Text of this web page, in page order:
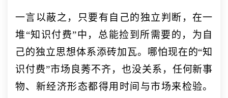
一言以蔽之，只要有自己的独立判断，在一
堆“知识付费”中，总能捡到所需要的，为自
己的独立思想体系添砖加瓦。哪怕现在的“知
识付费”市场良莠不齐，也没关系，任何新事
物、新经济形态都得用时间与市场来检验。